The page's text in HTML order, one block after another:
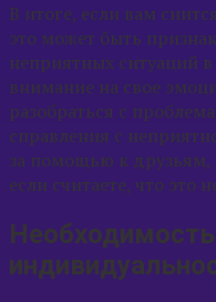
В итоге, если вам
это может быть
неприятных ситуаций
внимание на свое
разобраться с
справления с
за помощью к друзьям,
если считаете, что это